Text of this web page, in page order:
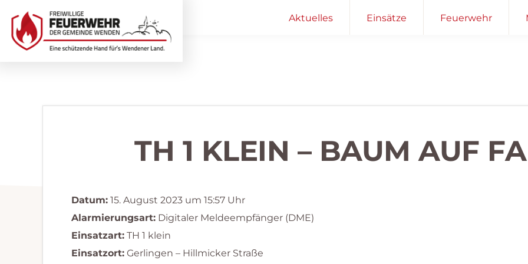
Hauptnavigation
springen
Inhalt
springen
Aktuelles Einsätze Feuerwehr
TH 1 KLEIN – BAUM AUF
Datum: 15. August 2023 um 15:57 Uhr
Alarmierungsart: Digitaler Meldeempfänger (DME)
Einsatzart: TH 1 klein
Einsatzort: Gerlingen – Hillmicker Straße